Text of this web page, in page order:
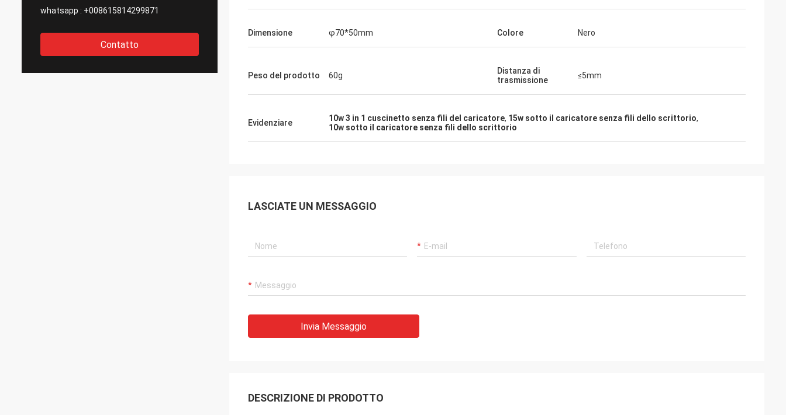
whatsapp : +008615814299871
Contatto
Dimensione φ70*50mm Colore Nero
Peso del prodotto 60g
Distanza di
trasmissione
≤5mm
Evidenziare 10w 3 in 1 cuscinetto senza fili del caricatore, 15w sotto il caricatore senza fili dello scrittorio,
10w sotto il caricatore senza fili dello scrittorio
LASCIATE UN MESSAGGIO
Invia Messaggio
DESCRIZIONE DI PRODOTTO